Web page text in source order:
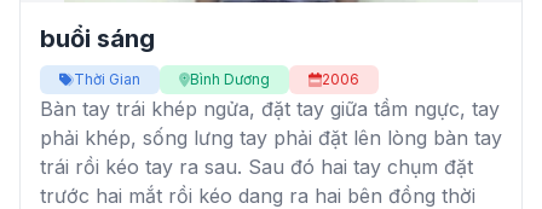
buổi sáng
Thời Gian Bình Dương 2006
Bàn tay trái khép ngửa, đặt tay giữa tầm ngực, tay
phải khép, sống lưng tay phải đặt lên lòng bàn tay
trái rồi kéo tay ra sau. Sau đó hai tay chụm đặt
trước hai mắt rồi kéo dang ra hai bên đồng thời